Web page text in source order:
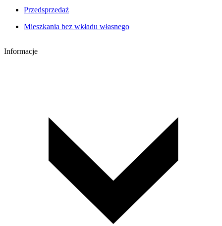
Przedsprzedaż
Mieszkania bez wkładu własnego
Informacje